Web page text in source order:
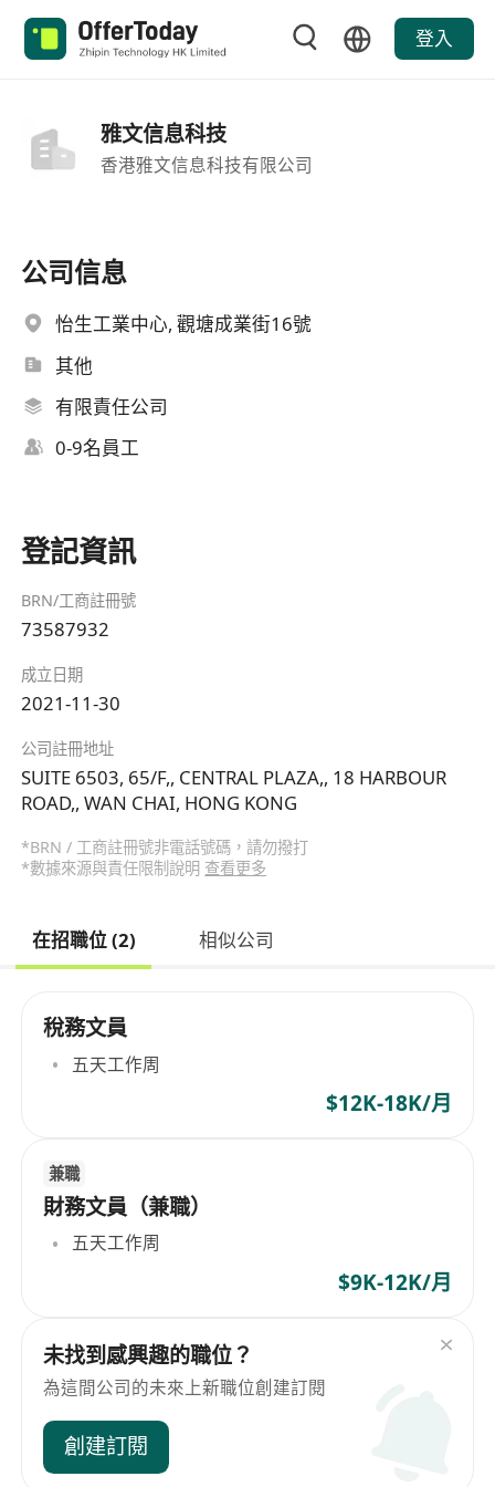
登入
雅文信息科技
香港雅文信息科技有限公司
公司信息
怡生工業中心, 觀塘成業街16號
其他
有限責任公司
0-9名員工
登記資訊
BRN/工商註冊號
73587932
成立日期
2021-11-30
公司註冊地址
SUITE 6503, 65/F,, CENTRAL PLAZA,, 18 HARBOUR
ROAD,, WAN CHAI, HONG KONG
*BRN / 工商註冊號非電話號碼，請勿撥打
*數據來源與責任限制說明 查看更多
在招職位 (2) 相似公司
稅務文員
五天工作周
$12K-18K/月
兼職
財務文員（兼職）
五天工作周
$9K-12K/月
未找到感興趣的職位？
為這間公司的未來上新職位創建訂閱
創建訂閱